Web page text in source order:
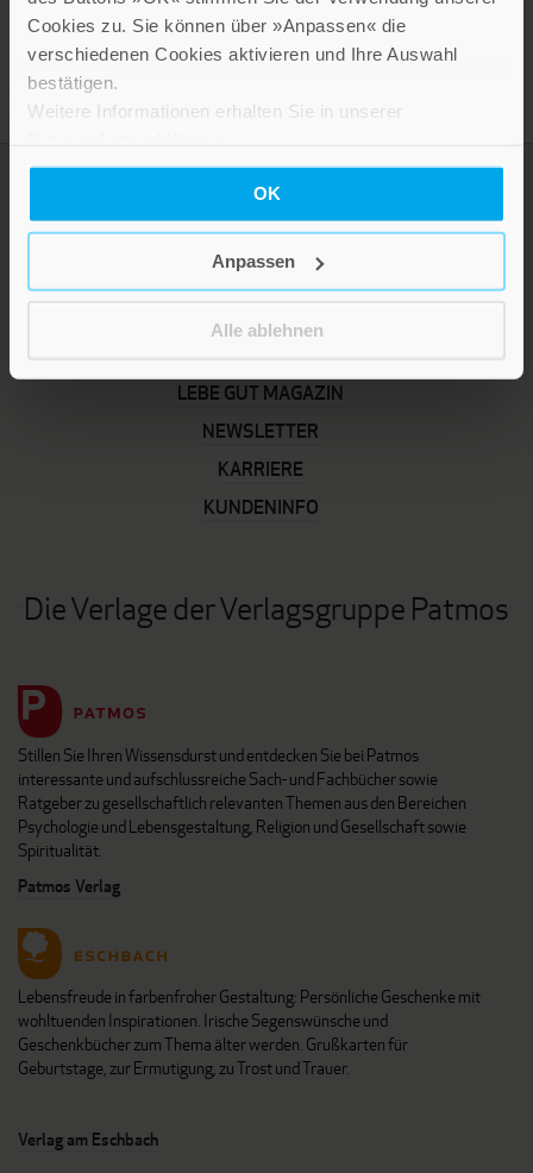
Cookies zu. Sie können über »Anpassen« die
verschiedenen Cookies aktivieren und Ihre Auswahl
bestätigen.
Weitere Informationen erhalten Sie in unserer
OK
Anpassen
Alle ablehnen
LEBE GUT MAGAZIN
NEWSLETTER
KARRIERE
KUNDENINFO
Die Verlage der Verlagsgruppe Patmos
Stillen Sie Ihren Wissensdurst und entdecken Sie bei Patmos
interessante und aufschlussreiche Sach- und Fachbücher sowie
Ratgeber zu gesellschaftlich relevanten Themen aus den Bereichen
Psychologie und Lebensgestaltung, Religion und Gesellschaft sowie
Spiritualität.
Patmos Verlag
Lebensfreude in farbenfroher Gestaltung: Persönliche Geschenke mit
wohltuenden Inspirationen. Irische Segenswünsche und
Geschenkbücher zum Thema älter werden. Grußkarten für
Geburtstage, zur Ermutigung, zu Trost und Trauer.
Verlag am Eschbach